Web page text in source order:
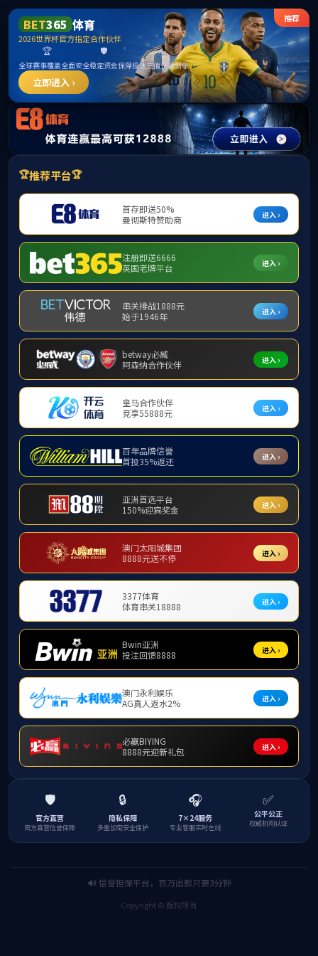
本科教育
本科生招生
当前位置：首页>本科教育>本科生招生
60秒说专业-农学
来源：488体育 日期：2025-06-18 阅读：
上一篇：60秒说专业-植物保护